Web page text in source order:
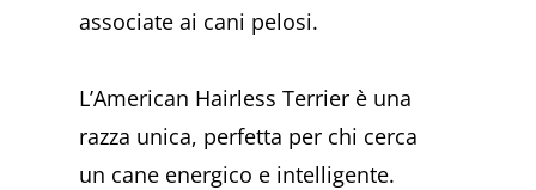
associate ai cani pelosi.
L’American Hairless Terrier è una
razza unica, perfetta per chi cerca
un cane energico e intelligente.